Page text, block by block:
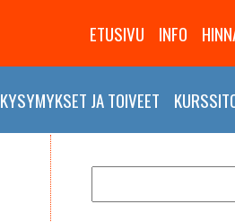
ETUSIVU INFO
KYSYMYKSET JA TOIVEET